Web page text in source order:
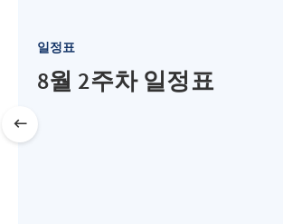
일정표
8월 2주차 일정표